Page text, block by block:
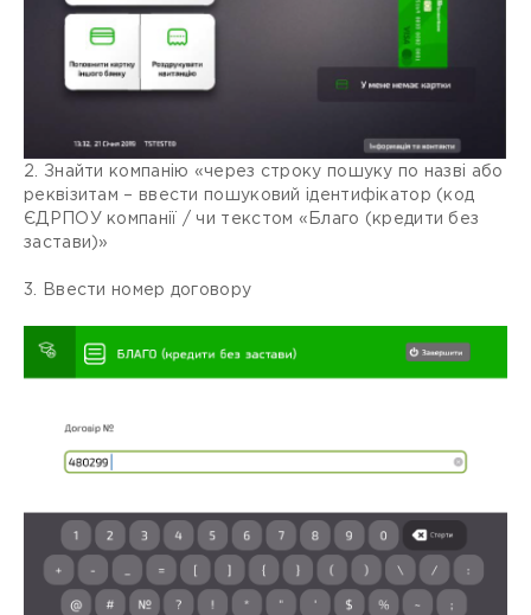
2. Знайти компанію «через строку пошуку по назві або
реквізитам – ввести пошуковий ідентифікатор (код
ЄДРПОУ компанії / чи текстом «Благо (кредити без
застави)»
3. Ввести номер договору